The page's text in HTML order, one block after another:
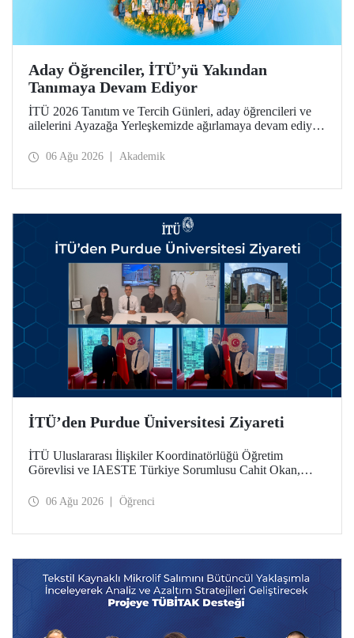
Aday Öğrenciler, İTÜ’yü Yakından
Tanımaya Devam Ediyor
İTÜ 2026 Tanıtım ve Tercih Günleri, aday öğrencileri ve
ailelerini Ayazağa Yerleşkemizde ağırlamaya devam ediyor.
ilgili fakülte ve birimler adaylara bilgi vermeye devam
06 Ağu 2026 Akademik
İTÜ’den Purdue Üniversitesi Ziyareti
İTÜ Uluslararası İlişkiler Koordinatörlüğü Öğretim
Görevlisi ve IAESTE Türkiye Sorumlusu Cahit Okan,
Temmuz tarihlerinde ABD’de dünyanın önde gelen
06 Ağu 2026 Öğrenci